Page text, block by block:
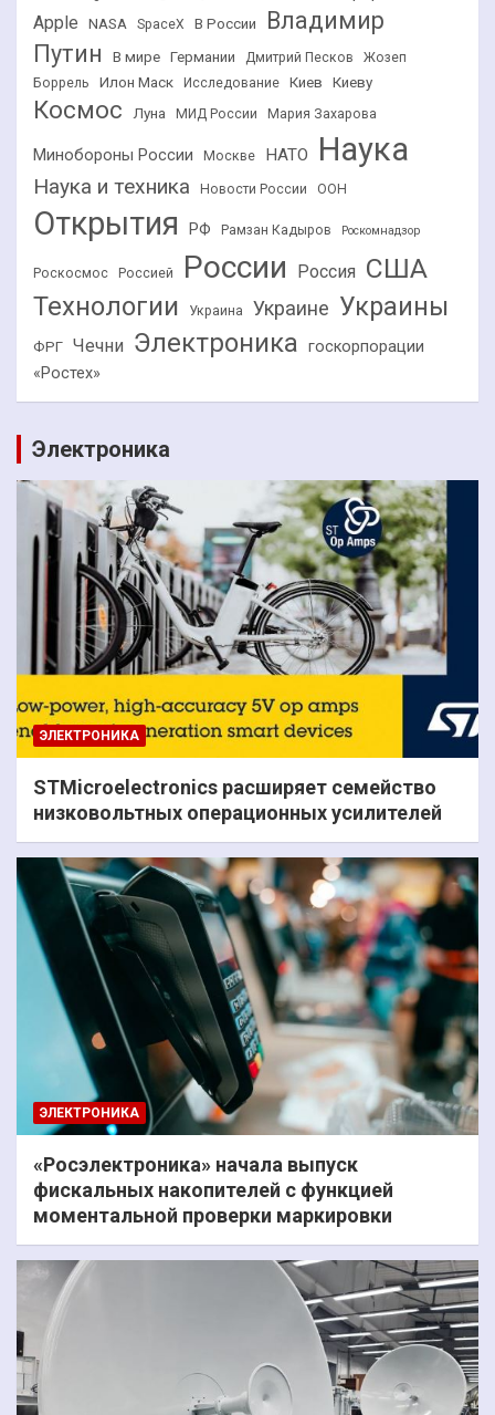
Apple NASA SpaceX В России
Владимир
Путин
В мире Германии Дмитрий Песков
Жозеп
Боррель
Илон Маск Исследование Киев Киеву
Космос Луна МИД России Мария Захарова
Минобороны России Москве НАТО Наука
Наука и техника Новости России ООН
Открытия РФ Рамзан Кадыров Роскомнадзор
Роскосмос Россией России Россия США
Технологии Украина Украине Украины
ФРГ Чечни Электроника госкорпорации
«Ростех»
Электроника
ЭЛЕКТРОНИКА
STMicroelectronics расширяет семейство
низковольтных операционных усилителей
ЭЛЕКТРОНИКА
«Росэлектроника» начала выпуск
фискальных накопителей с функцией
моментальной проверки маркировки